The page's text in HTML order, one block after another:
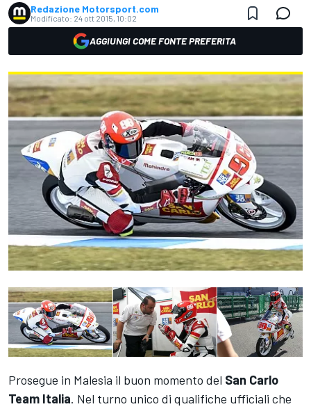
Redazione Motorsport.com
Modificato: 24 ott 2015, 10:02
AGGIUNGI COME FONTE PREFERITA
Prosegue in Malesia il buon momento del San Carlo
Team Italia. Nel turno unico di qualifiche ufficiali che